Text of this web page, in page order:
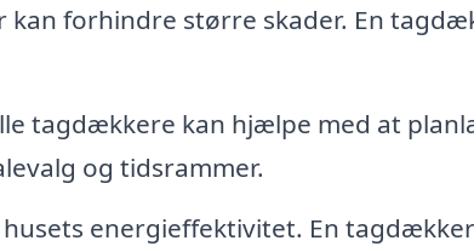
kan forhindre større skader. En
tagdækkere kan hjælpe med at
og tidsrammer.
energieffektivitet. En